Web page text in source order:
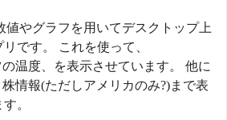
値やグラフを用いてデスクトップ上
です。 これを使って、
温度、を表示させています。 他に
情報(ただしアメリカのみ?)まで表
。